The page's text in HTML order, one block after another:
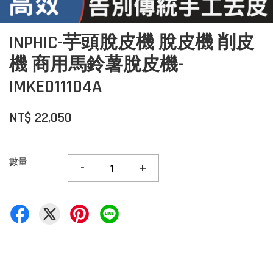
INPHIC-芋頭脫皮機 脫皮機 削皮
機 商用馬鈴薯脫皮機-
IMKE011104A
NT$ 22,050
數量 - +